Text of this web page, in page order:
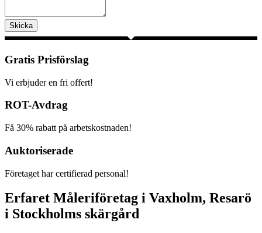
Skicka
Gratis Prisförslag
Vi erbjuder en fri offert!
ROT-Avdrag
Få 30% rabatt på arbetskostnaden!
Auktoriserade
Företaget har certifierad personal!
Erfaret Måleriföretag i Vaxholm, Resarö
i Stockholms skärgård